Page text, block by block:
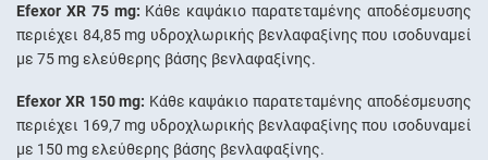
Efexor XR 75 mg: Κάθε καψάκιο παρατεταμένης αποδέσμευσης
περιέχει 84,85 mg υδροχλωρικής βενλαφαξίνης που ισοδυναμεί
με 75 mg ελεύθερης βάσης βενλαφαξίνης.
Efexor XR 150 mg: Κάθε καψάκιο παρατεταμένης αποδέσμευσης
περιέχει 169,7 mg υδροχλωρικής βενλαφαξίνης που ισοδυναμεί
με 150 mg ελεύθερης βάσης βενλαφαξίνης.